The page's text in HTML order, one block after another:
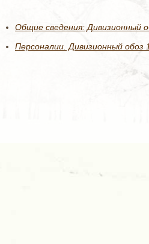
Общие сведения: Дивизионный
Персоналии. Дивизионный обоз